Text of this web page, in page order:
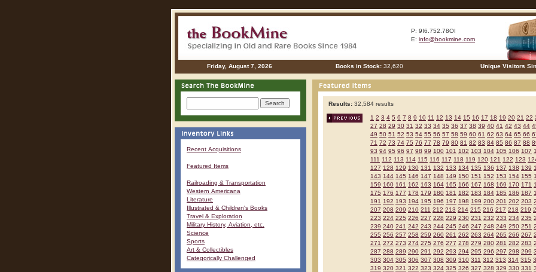
P: 9I6.752.78OI
E: info@bookmine.com
Friday, August 7, 2026 Books in Stock: 32,620 Unique Visitors
Recent Acquisitions
Featured Items
Railroading & Transportation
Western Americana
Literature
Illustrated & Children's Books
Travel & Exploration
Military History, Aviation, etc.
Science
Sports
Art & Collectibles
Categorically Challenged
Results: 32,584 results
1 2 3 4 5 6 7 8 9 10 11 12 13 14 15 16 17 18 19 20 21 22
27 28 29 30 31 32 33 34 35 36 37 38 39 40 41 42 43 44
49 50 51 52 53 54 55 56 57 58 59 60 61 62 63 64 65 66
71 72 73 74 75 76 77 78 79 80 81 82 83 84 85 86 87 88
93 94 95 96 97 98 99 100 101 102 103 104 105 106 107
111 112 113 114 115 116 117 118 119 120 121 122 123
127 128 129 130 131 132 133 134 135 136 137 138 139
143 144 145 146 147 148 149 150 151 152 153 154 155
159 160 161 162 163 164 165 166 167 168 169 170 171
175 176 177 178 179 180 181 182 183 184 185 186 187
191 192 193 194 195 196 197 198 199 200 201 202 203
207 208 209 210 211 212 213 214 215 216 217 218 219
223 224 225 226 227 228 229 230 231 232 233 234 235
239 240 241 242 243 244 245 246 247 248 249 250 251
255 256 257 258 259 260 261 262 263 264 265 266 267
271 272 273 274 275 276 277 278 279 280 281 282 283
287 288 289 290 291 292 293 294 295 296 297 298 299
303 304 305 306 307 308 309 310 311 312 313 314 315
319 320 321 322 323 324 325 326 327 328 329 330 331